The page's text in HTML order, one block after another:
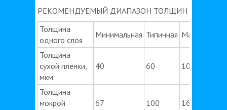
РЕКОМЕНДУЕМЫЙ ДИАПАЗОН ТОЛЩИН
Толщина
одного слоя
Минимальная Типичная
Толщина
сухой пленки,
мкм
40 60 100
Толщина
мокрой
67 100 167